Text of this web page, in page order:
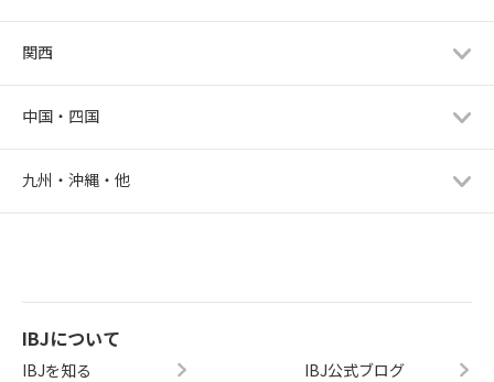
関西
中国・四国
九州・沖縄・他
IBJについて
IBJを知る IBJ公式ブログ